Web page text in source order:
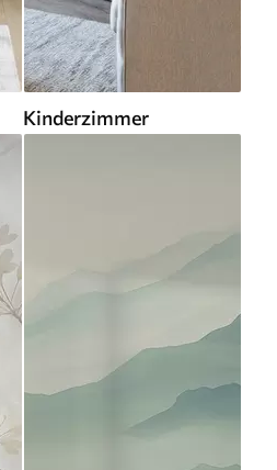
Kinderzimmer